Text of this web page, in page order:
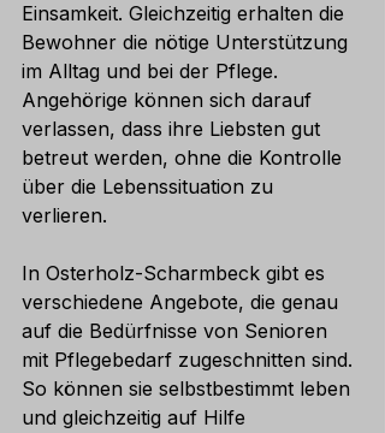
Einsamkeit. Gleichzeitig erhalten die
Bewohner die nötige Unterstützung
im Alltag und bei der Pflege.
Angehörige können sich darauf
verlassen, dass ihre Liebsten gut
betreut werden, ohne die Kontrolle
über die Lebenssituation zu
verlieren.
In Osterholz-Scharmbeck gibt es
verschiedene Angebote, die genau
auf die Bedürfnisse von Senioren
mit Pflegebedarf zugeschnitten sind.
So können sie selbstbestimmt leben
und gleichzeitig auf Hilfe